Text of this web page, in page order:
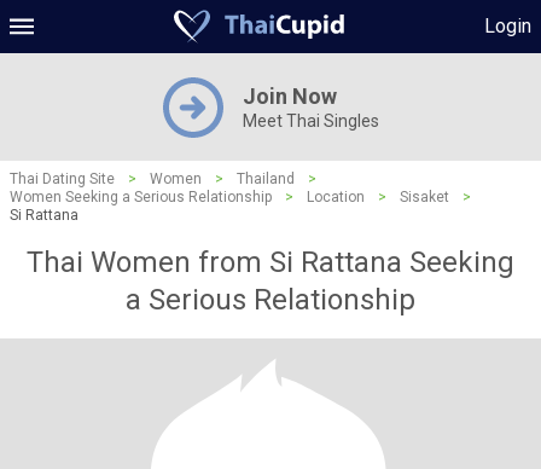
Login
Join Now
Meet Thai Singles
Thai Dating Site > Women > Thailand
>
Women Seeking a Serious Relationship
> Location > Sisaket
>
Si Rattana
Thai Women from Si Rattana Seeking
a Serious Relationship